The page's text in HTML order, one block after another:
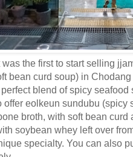
the first to start selling
bean curd soup) in
blend of spicy
offer eolkeun sundubu (spicy
broth, with soft bean curd
soybean whey left over
specialty. You can also